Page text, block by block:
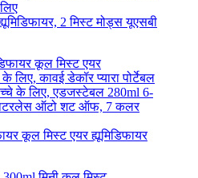
2 मिस्ट मोड्स यूएसबी
कूल मिस्ट एयर ह्यूमिडिफायर